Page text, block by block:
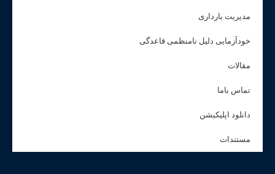
مدیریت بارداری
خودآزمایی دلیل نامنظمی قاعدگی
مقالات
تماس باما
دانلود اپلیکیشن
مستندات